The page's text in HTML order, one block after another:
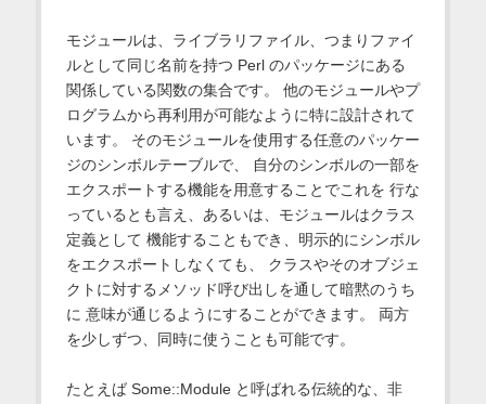
モジュールは、ライブラリファイル、つまりファイ
ルとして同じ名前を持つ Perl のパッケージにある
関係している関数の集合です。 他のモジュールやプ
ログラムから再利用が可能なように特に設計されて
います。 そのモジュールを使用する任意のパッケー
ジのシンボルテーブルで、 自分のシンボルの一部を
エクスポートする機能を用意することでこれを 行な
っているとも言え、あるいは、モジュールはクラス
定義として 機能することもでき、明示的にシンボル
をエクスポートしなくても、 クラスやそのオブジェ
クトに対するメソッド呼び出しを通して暗黙のうち
に 意味が通じるようにすることができます。 両方
を少しずつ、同時に使うことも可能です。
たとえば Some::Module と呼ばれる伝統的な、非